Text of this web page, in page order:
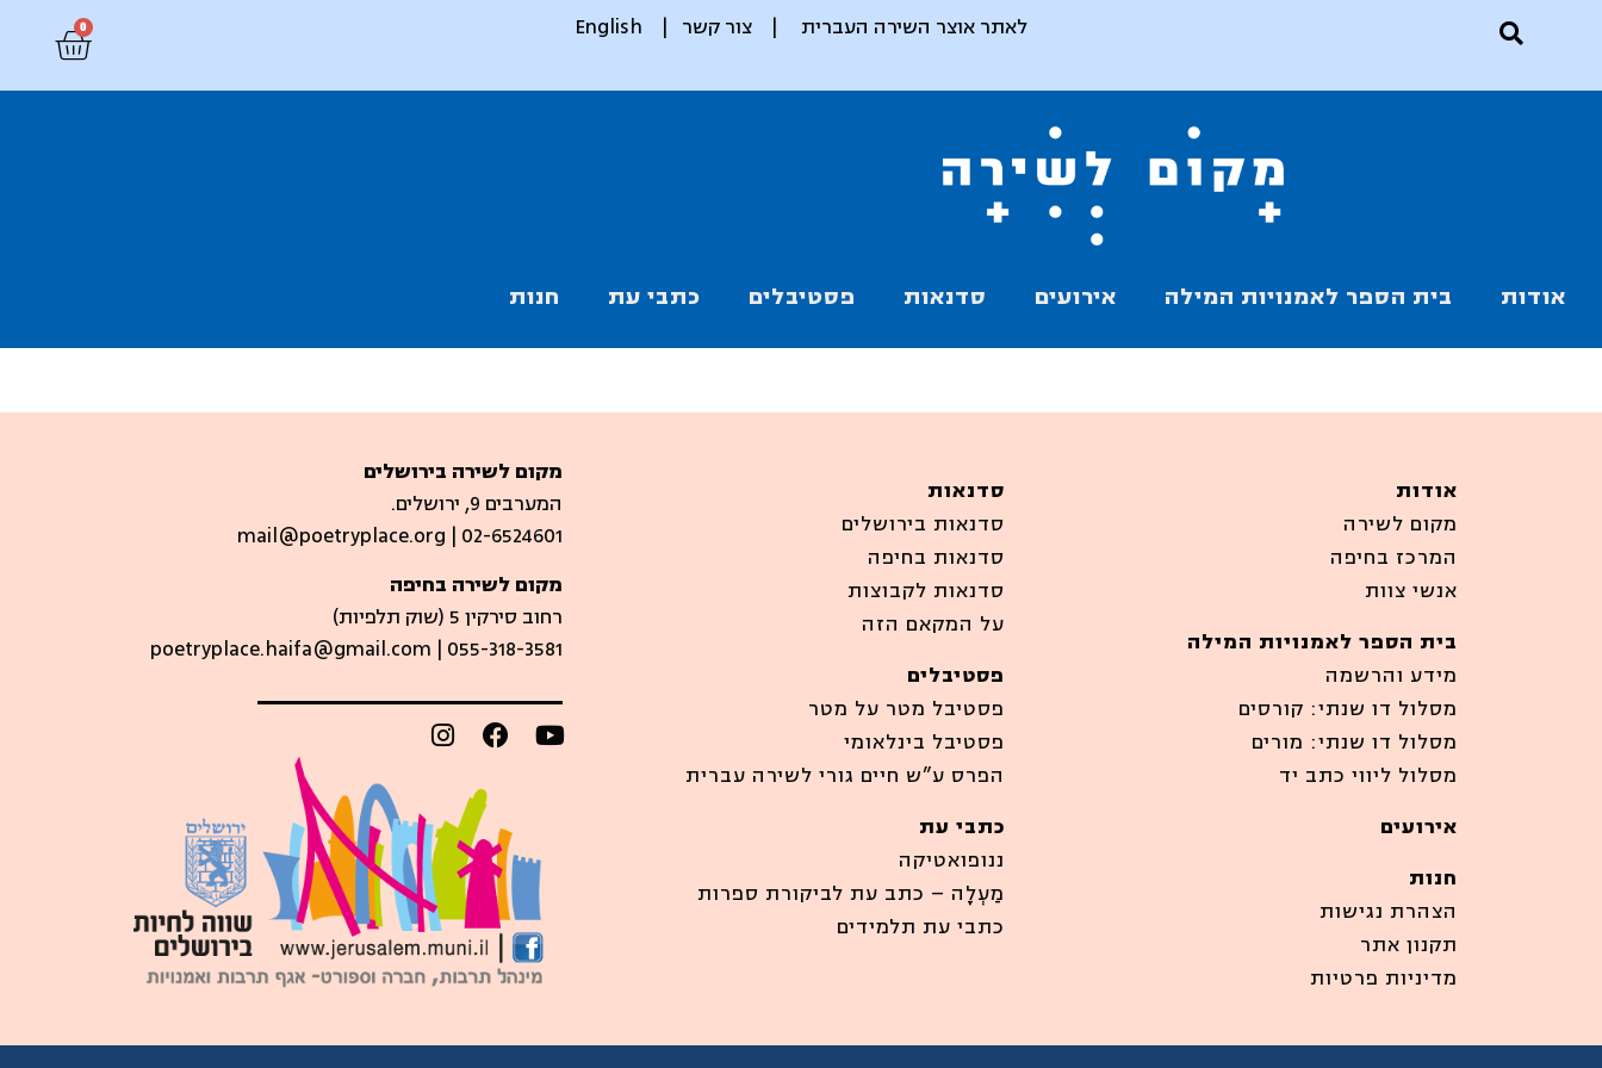
לאתר אוצר השירה העברית| צור קשר |
English
0
אודות בית הספר לאמנויות המילה אירועים סדנאות פסטיבלים כתבי עת חנות
אודות
מקום לשירה
המרכז בחיפה
אנשי צוות
בית הספר לאמנויות המילה
מידע והרשמה
מסלול דו שנתי: קורסים
מסלול דו שנתי: מורים
מסלול ליווי כתב יד
אירועים
חנות
הצהרת נגישות
תקנון אתר
מדיניות פרטיות
סדנאות
סדנאות בירושלים
סדנאות בחיפה
סדנאות לקבוצות
על המקאם הזה
פסטיבלים
פסטיבל מטר על מטר
פסטיבל בינלאומי
הפרס ע”ש חיים גורי לשירה עברית
כתבי עת
ננופואטיקה
מַעְלָה – כתב עת לביקורת ספרות
כתבי עת תלמידים
מקום לשירה בירושלים
המערבים 9, ירושלים.
mail@poetryplace.org | 02-6524601
מקום לשירה בחיפה
רחוב סירקין 5 (שוק תלפיות)​
poetryplace.haifa@gmail.com | ​055-318-3581